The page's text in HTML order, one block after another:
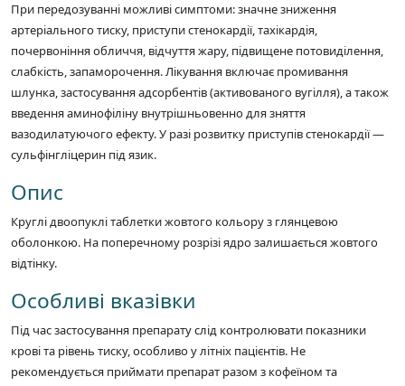
При передозуванні можливі симптоми: значне зниження
артеріального тиску, приступи стенокардії, тахікардія,
почервоніння обличчя, відчуття жару, підвищене потовиділення,
слабкість, запаморочення. Лікування включає промивання
шлунка, застосування адсорбентів (активованого вугілля), а також
введення аминофіліну внутрішньовенно для зняття
вазодилатуючого ефекту. У разі розвитку приступів стенокардії —
сульфінгліцерин під язик.
Опис
Круглі двоопуклі таблетки жовтого кольору з глянцевою
оболонкою. На поперечному розрізі ядро залишається жовтого
відтінку.
Особливі вказівки
Під час застосування препарату слід контролювати показники
крові та рівень тиску, особливо у літніх пацієнтів. Не
рекомендується приймати препарат разом з кофеїном та